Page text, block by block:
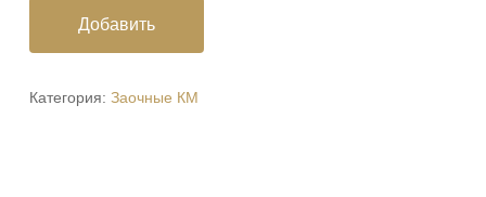
Добавить
Категория: Заочные КМ